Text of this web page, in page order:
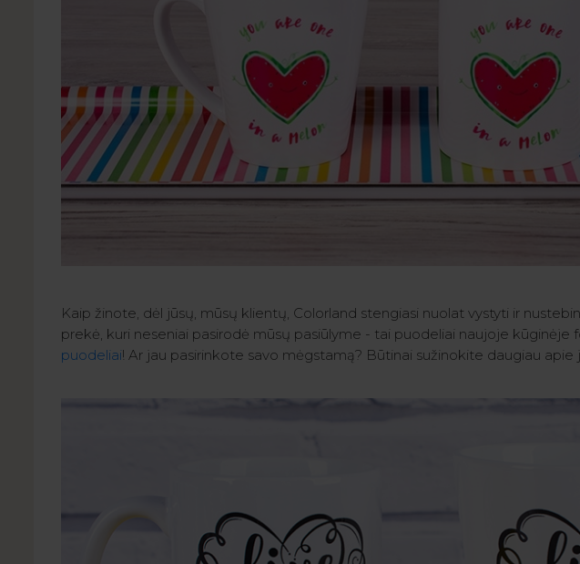
Kaip žinote, dėl jūsų, mūsų klientų, Colorland stengiasi nuolat vystyti ir
prekė, kuri neseniai pasirodė mūsų pasiūlyme - tai puodeliai naujoje kūginėje
puodeliai! Ar jau pasirinkote savo mėgstamą? Būtinai sužinokite daugiau apie